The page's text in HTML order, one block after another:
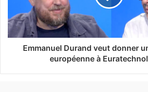
Emmanuel Durand veut donner
européenne à